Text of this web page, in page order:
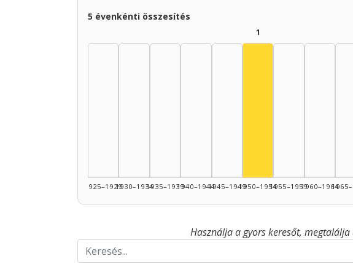
5 évenkénti összesítés
1925–19291930–19341935–19391940–19441945–1949
1
1950–19541955–19591960–1964
Használja a gyors keresőt,